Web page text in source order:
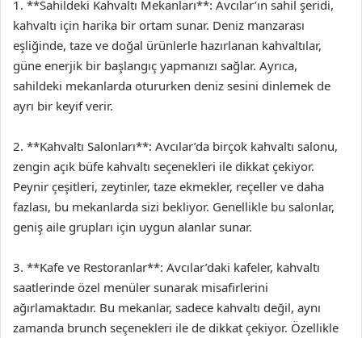
1. **Sahildeki Kahvaltı Mekanları**: Avcılar’ın sahil şeridi,
kahvaltı için harika bir ortam sunar. Deniz manzarası
eşliğinde, taze ve doğal ürünlerle hazırlanan kahvaltılar,
güne enerjik bir başlangıç yapmanızı sağlar. Ayrıca,
sahildeki mekanlarda otururken deniz sesini dinlemek de
ayrı bir keyif verir.
2. **Kahvaltı Salonları**: Avcılar’da birçok kahvaltı salonu,
zengin açık büfe kahvaltı seçenekleri ile dikkat çekiyor.
Peynir çeşitleri, zeytinler, taze ekmekler, reçeller ve daha
fazlası, bu mekanlarda sizi bekliyor. Genellikle bu salonlar,
geniş aile grupları için uygun alanlar sunar.
3. **Kafe ve Restoranlar**: Avcılar’daki kafeler, kahvaltı
saatlerinde özel menüler sunarak misafirlerini
ağırlamaktadır. Bu mekanlar, sadece kahvaltı değil, aynı
zamanda brunch seçenekleri ile de dikkat çekiyor. Özellikle